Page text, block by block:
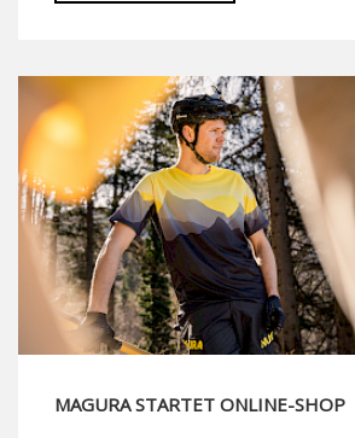
MAGURA STARTET ONLINE-SHOP